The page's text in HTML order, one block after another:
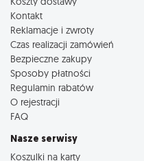
Kontakt
Reklamacje i zwroty
Czas realizacji zamówień
Bezpieczne zakupy
Sposoby płatności
Regulamin rabatów
O rejestracji
FAQ
Nasze serwisy
Koszulki na karty